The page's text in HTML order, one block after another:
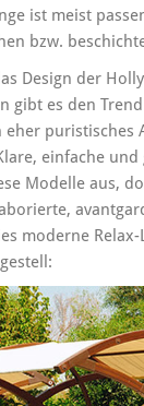
ist meist
bzw.
Design der
gibt es den
puristisches
einfache und
Modelle aus,
moderne Relax-